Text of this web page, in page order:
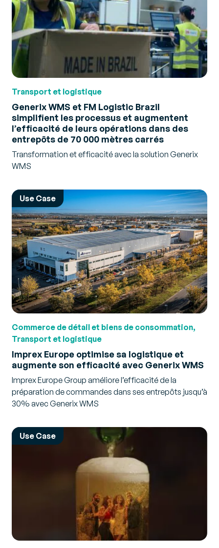
Transport et logistique
Generix WMS et FM Logistic Brazil
simplifient les processus et augmentent
l’efficacité de leurs opérations dans des
entrepôts de 70 000 mètres carrés
Transformation et efficacité avec la solution Generix
WMS
Use Case
Commerce de détail et biens de consommation,
Transport et logistique
Imprex Europe optimise sa logistique et
augmente son efficacité avec Generix WMS
Imprex Europe Group améliore l’efficacité de la
préparation de commandes dans ses entrepôts jusqu’à
30% avec Generix WMS
Use Case